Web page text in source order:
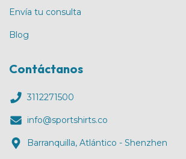
Envía tu consulta
Blog
Contáctanos
3112271500
info@sportshirts.co
Barranquilla, Atlántico - Shenzhen